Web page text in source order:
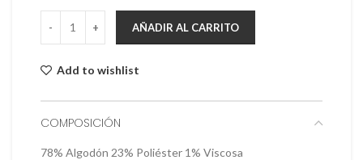
AÑADIR AL CARRITO
Add to wishlist
COMPOSICIÓN
78% Algodón 23% Poliéster 1% Viscosa